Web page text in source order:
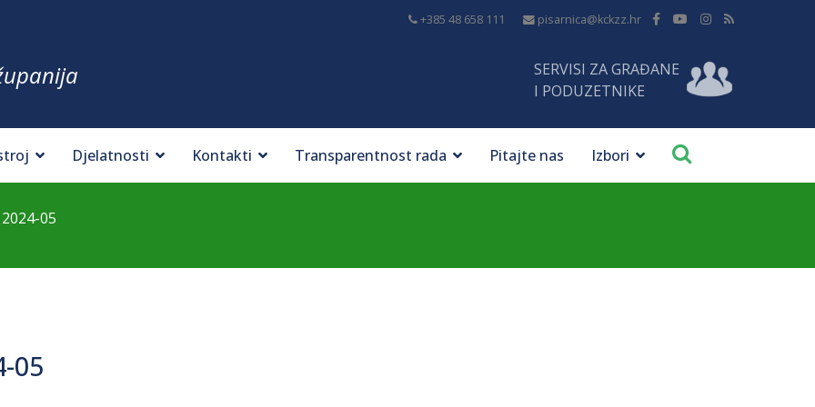
+385 48 658 111 pisarnica@kckzz.hr
SERVISI ZA GRAĐANE
I PODUZETNIKE
Djelatnosti Kontakti Transparentnost rada Pitajte nas Izbori
05
05